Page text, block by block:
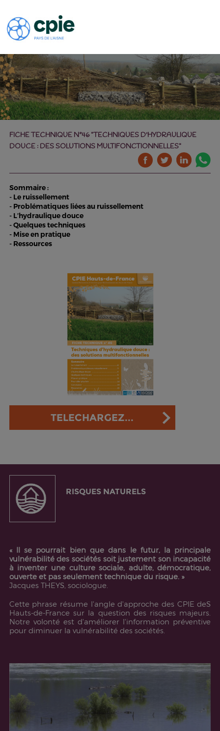
FICHE TECHNIQUE N°46 "TECHNIQUES D'HYDRAULIQUE
DOUCE : DES SOLUTIONS MULTIFONCTIONNELLES"
Sommaire :
- Le ruissellement
- Problématiques liées au ruissellement
- L’hydraulique douce
- Quelques techniques
- Mise en pratique
- Ressources
TELECHARGEZ...
RISQUES NATURELS
« Il se pourrait bien que dans le futur, la principale
vulnérabilité des sociétés soit justement son incapacité
à inventer une culture sociale, adulte, démocratique,
ouverte et pas seulement technique du risque. »
Jacques THEYS, sociologue.
Cette phrase résume l'angle d'approche des CPIE deS
Hauts-de-France sur la question des risques majeurs.
Notre volonté est d'améliorer l'information préventive
pour diminuer la vulnérabilité des sociétés.